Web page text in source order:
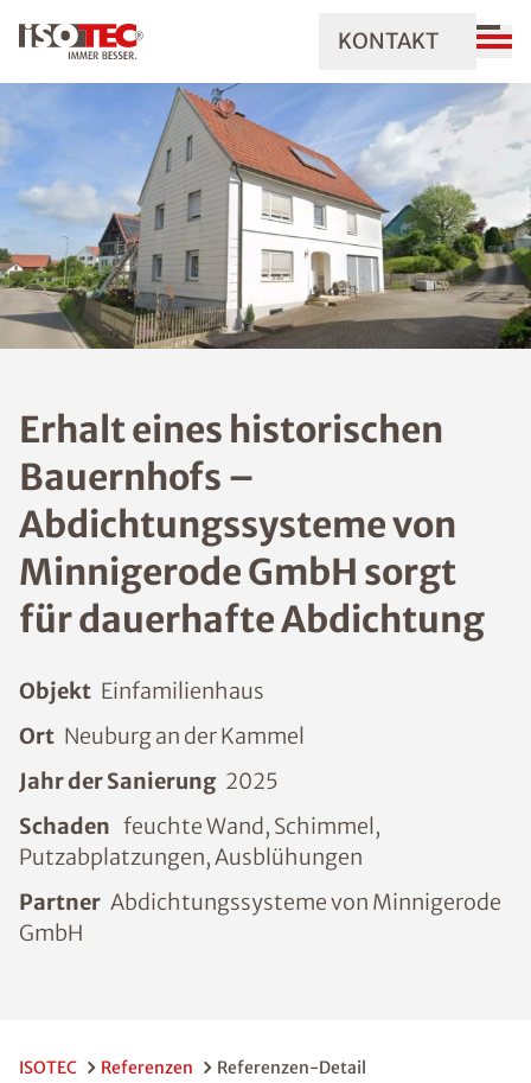
KONTAKT
Erhalt eines historischen
Bauernhofs –
Abdichtungssysteme von
Minnigerode GmbH sorgt
für dauerhafte Abdichtung
Objekt Einfamilienhaus
Ort Neuburg an der Kammel
Jahr der Sanierung 2025
Schaden feuchte Wand, Schimmel,
Putzabplatzungen, Ausblühungen
Partner Abdichtungssysteme von Minnigerode
GmbH
ISOTEC Referenzen Referenzen-Detail